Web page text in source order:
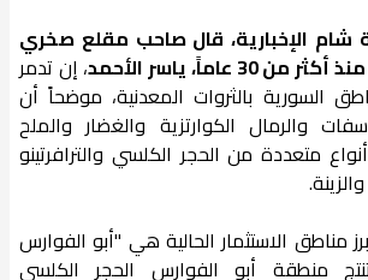
الإخبارية، قال صاحب مقلع صخري
عاماً، ياسر الأحمد
، إن تدمر
السورية بالثروات المعدنية، موضحاً أن
والرمال الكوارتزية والغضار والملح
متعددة من الحجر الكلسي والترافرتينو
مناطق الاستثمار الحالية هي "أبو الفوارس
منطقة أبو الفوارس الحجر الكلسي